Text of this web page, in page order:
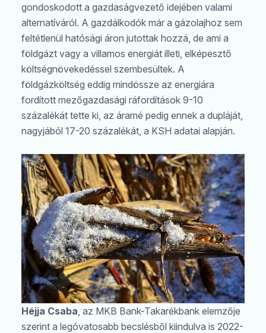
gondoskodott a gazdaságvezető idejében valami
alternatíváról. A gazdálkodók már a gázolajhoz sem
feltétlenül hatósági áron jutottak hozzá, de ami a
földgázt vagy a villamos energiát illeti, elképesztő
költségnövekedéssel szembesültek. A
földgázköltség eddig mindössze az energiára
fordított mezőgazdasági ráfordítások 9-10
százalékát tette ki, az áramé pedig ennek a dupláját,
nagyjából 17-20 százalékát, a KSH adatai alapján.
Héjja Csaba , az MKB Bank-Takarékbank elemzője
szerint a legóvatosabb becslésből kiindulva is 2022-